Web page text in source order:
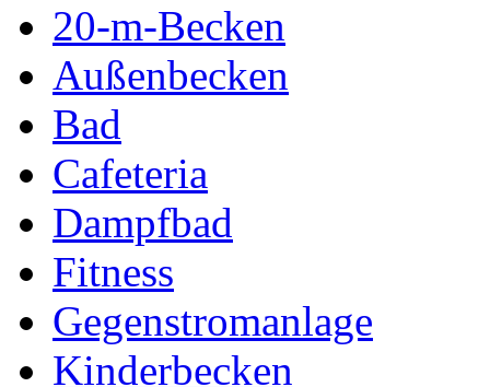
20-m-Becken
Außenbecken
Bad
Cafeteria
Dampfbad
Fitness
Gegenstromanlage
Kinderbecken